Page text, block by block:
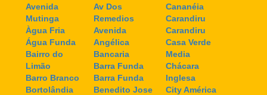
Avenida
Mutinga
Àgua Fria
Água Funda
Bairro do
Limão
Barro Branco
Bortolândia
Av Dos
Remedios
Avenida
Angélica
Bancaria
Barra Funda
Barra Funda
Benedito Jose
Cananéia
Carandiru
Carandiru
Casa Verde
Media
Chácara
Inglesa
City América